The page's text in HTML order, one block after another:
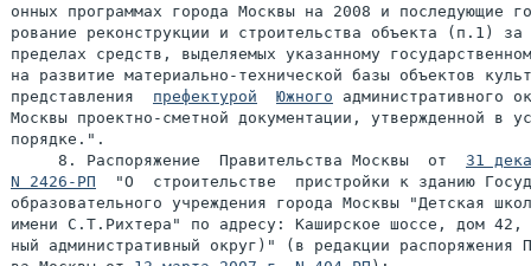
онных программах города Москвы на 2008 и последующие
рование реконструкции и строительства объекта (п.1)
пределах средств, выделяемых указанному
на развитие материально-технической базы объектов
представления префектурой Южного административного
Москвы проектно-сметной документации, утвержденной в
порядке.".
     8. Распоряжение  Правительства Москвы  от
31
N 2426-РП
"О  строительстве  пристройки к зданию
образовательного учреждения города Москвы "Детская
имени С.Т.Рихтера" по адресу: Каширское шоссе, дом
ный административный округ)" (в редакции распоряжения